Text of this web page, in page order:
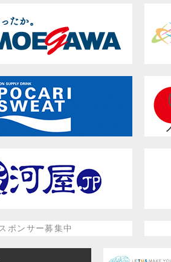
ポンサー募集中